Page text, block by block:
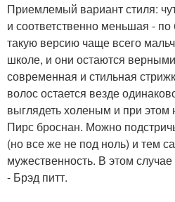
Приемлемый вариант стиля:
и соответственно меньшая -
такую версию чаще всего
школе, и они остаются
современная и стильная
волос остается везде
выглядеть холеным и при этом
Пирс броснан. Можно
(но все же не под ноль) и тем
мужественность. В этом
- Брэд питт.